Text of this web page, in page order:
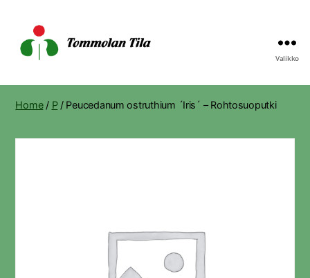
Tila
Valikko
Home/ P/ Peucedanum ostruthium ´Iris´ – Rohtosuoputki